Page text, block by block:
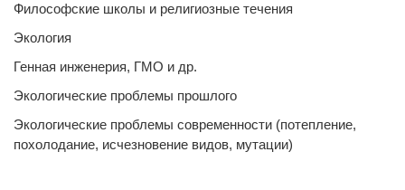
Философские школы и религиозные течения
Экология
Генная инженерия, ГМО и др.
Экологические проблемы прошлого
Экологические проблемы современности (потепление,
похолодание, исчезновение видов, мутации)